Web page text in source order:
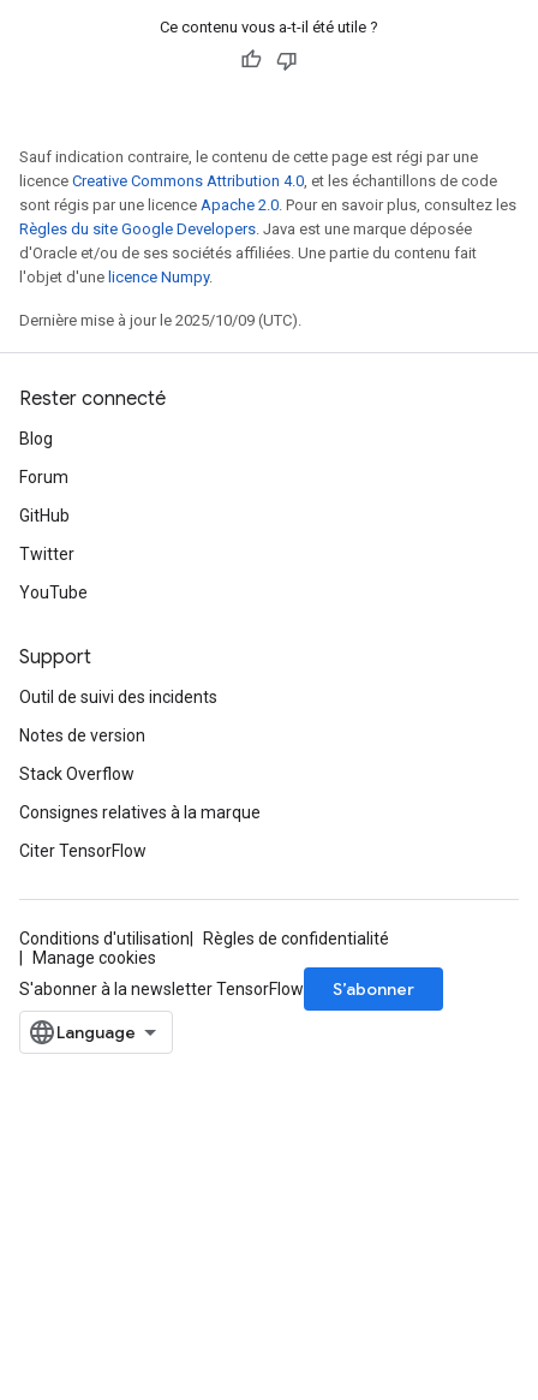
Ce contenu vous a-t-il été utile ?
Sauf indication contraire, le contenu de cette page est régi par une
licence Creative Commons Attribution 4.0, et les échantillons de code
sont régis par une licence Apache 2.0. Pour en savoir plus, consultez les
Règles du site Google Developers. Java est une marque déposée
d'Oracle et/ou de ses sociétés affiliées. Une partie du contenu fait
l'objet d'une licence Numpy.
Dernière mise à jour le 2025/10/09 (UTC).
Rester connecté
Blog
Forum
GitHub
Twitter
YouTube
Support
Outil de suivi des incidents
Notes de version
Stack Overflow
Consignes relatives à la marque
Citer TensorFlow
Conditions d'utilisation
Règles de confidentialité
Manage cookies
S'abonner à la newsletter TensorFlow
S’abonner